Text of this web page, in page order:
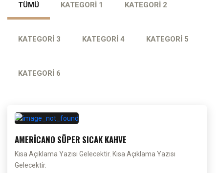
TÜMÜ KATEGORİ 1 KATEGORİ 2
KATEGORİ 3 KATEGORİ 4 KATEGORİ 5
KATEGORİ 6
AMERİCANO SÜPER SICAK KAHVE
Kısa Açıklama Yazısı Gelecektir. Kısa Açıklama Yazısı
Gelecektir.